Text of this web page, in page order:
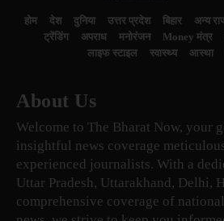
होम देश दुनिया उत्तर प्रदेश बिहार अन्य
ट्रेंडिंग
अपराध मनोरंजन Money मंत्र
लाइफ स्टाइल
स्वास्थ्य आस्था
About Us
Welcome to The Bharat Now, your
insightful news coverage
experienced journalists. With a
Uttar Pradesh, Uttarakhand, Delhi,
comprehensive coverage of